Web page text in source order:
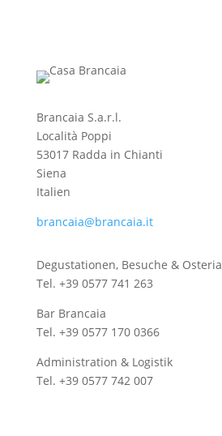
Brancaia S.a.r.l.
Località Poppi
53017 Radda in Chianti
Siena
Italien
brancaia@brancaia.it
Degustationen, Besuche & Osteria
Tel. +39 0577 741 263
Bar Brancaia
Tel. +39 0577 170 0366
Administration & Logistik
Tel. +39 0577 742 007